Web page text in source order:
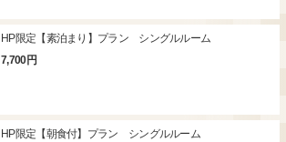
HP限定【素泊まり】プラン シングルルーム
7,700円
HP限定【朝食付】プラン シングルルーム